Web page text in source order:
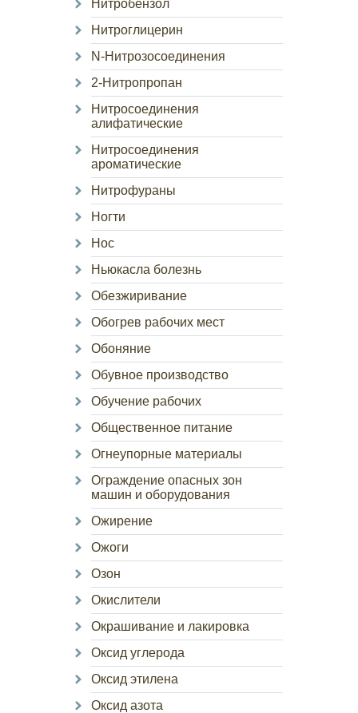
Нитробензол
Нитроглицерин
N-Нитрозосоединения
2-Нитропропан
Нитросоединения
алифатические
Нитросоединения
ароматические
Нитрофураны
Ногти
Нос
Ньюкасла болезнь
Обезжиривание
Обогрев рабочих мест
Обоняние
Обувное производство
Обучение рабочих
Общественное питание
Огнеупорные материалы
Ограждение опасных зон
машин и оборудования
Ожирение
Ожоги
Озон
Окислители
Окрашивание и лакировка
Оксид углерода
Оксид этилена
Оксид азота